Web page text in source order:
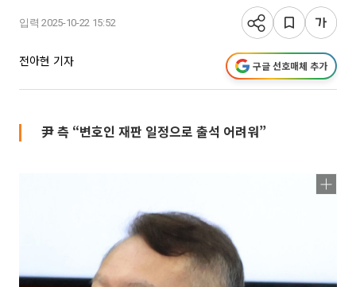
입력 2025-10-22 15:52
전아현 기자 구글 선호매체 추가
尹 측 “변호인 재판 일정으로 출석 어려워”